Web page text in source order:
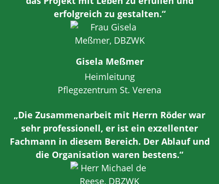
erfolgreich zu gestalten.“
Gisela Meßmer
Heimleitung
Pflegezentrum St. Verena
„Die Zusammenarbeit mit Herrn Röder war
sehr professionell, er ist ein exzellenter
Fachmann in diesem Bereich. Der Ablauf und
die Organisation waren bestens.“